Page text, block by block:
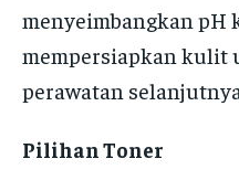
menyeimbangkan pH
mempersiapkan kulit
perawatan
Pilihan Toner